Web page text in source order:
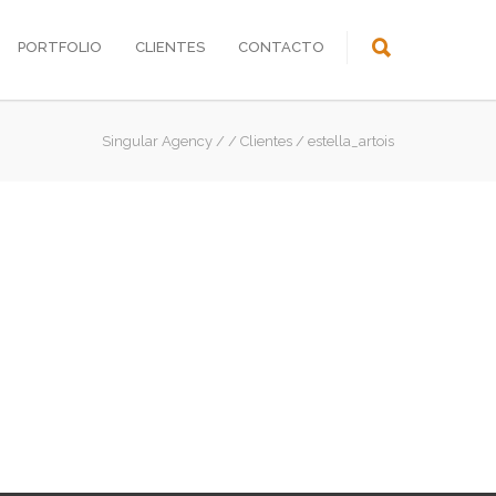
PORTFOLIO CLIENTES CONTACTO
Singular Agency / / Clientes / estella_artois